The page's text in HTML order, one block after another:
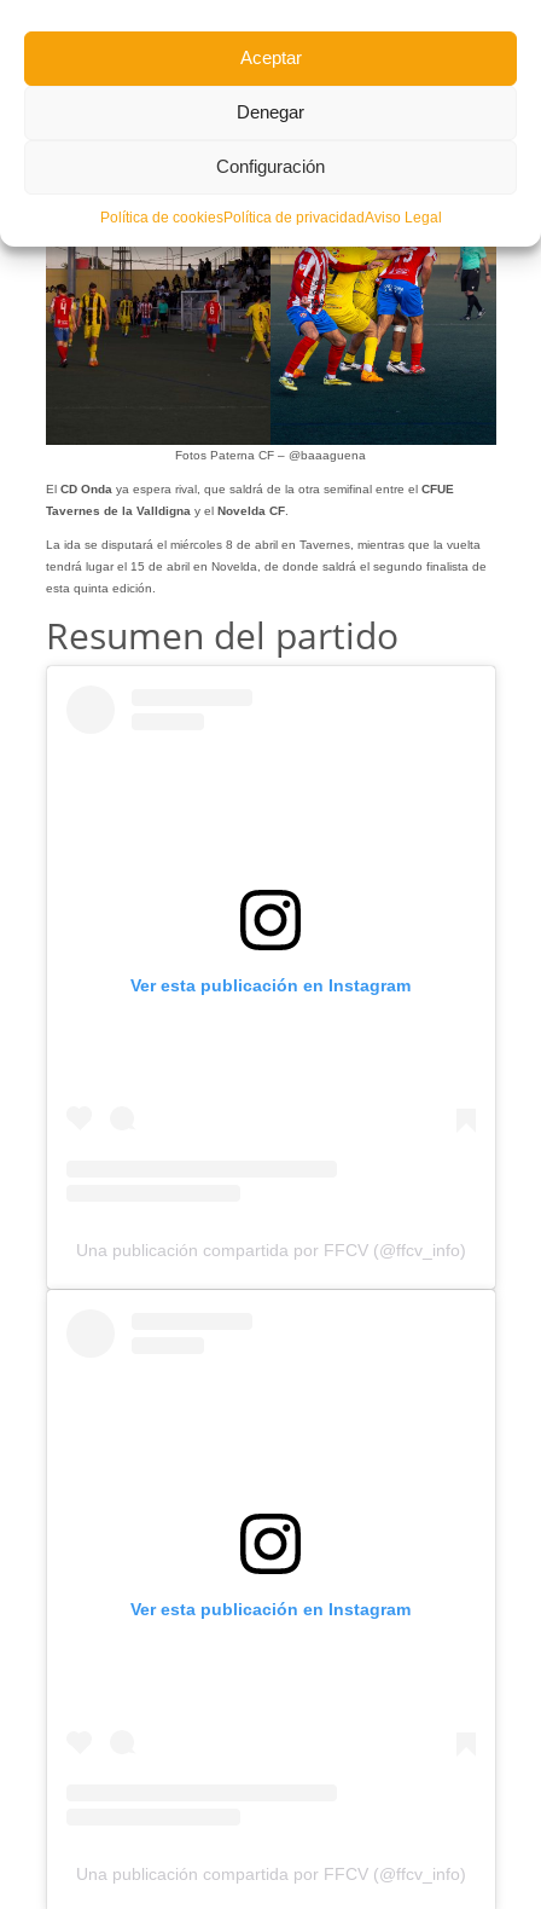
Aceptar
Denegar
Configuración
Política de cookiesPolítica de privacidadAviso Legal
Alejandrovaloró el hito del equipo: “Estoy muy
contento porquesiempre ha sido una competición que se nos ha atascado”.
Fotos Paterna CF – @baaaguena
El CD Onda ya espera rival, que saldrá de la otra semifinal entre el CFUE
Tavernes de la Valldigna y el Novelda CF.
La ida se disputará el miércoles 8 de abril en Tavernes, mientras que la vuelta
tendrá lugar el 15 de abril en Novelda, de donde saldrá el segundo finalista de
esta quinta edición.
Resumen del partido
Ver esta publicación en Instagram
Una publicación compartida por FFCV (@ffcv_info)
Ver esta publicación en Instagram
Una publicación compartida por FFCV (@ffcv_info)